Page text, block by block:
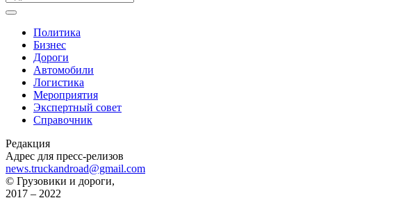
Политика
Бизнес
Дороги
Автомобили
Логистика
Мероприятия
Экспертный совет
Справочник
Редакция
Адрес для пресс-релизов
news.truckandroad@gmail.com
© Грузовики и дороги,
2017 – 2022